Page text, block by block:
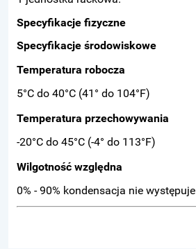
Specyfikacje fizyczne
Specyfikacje środowiskowe
Temperatura robocza
5°C do 40°C (41° do 104°F)
Temperatura przechowywania
-20°C do 45°C (-4° do 113°F)
Wilgotność względna
0% - 90% kondensacja nie występuje